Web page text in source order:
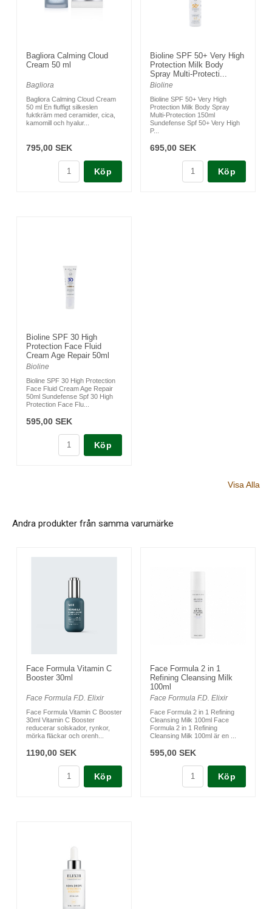
Bagliora Calming Cloud
Cream 50 ml
Bagliora
Bagliora Calming Cloud Cream
50 ml En fluffigt silkeslen
fuktkräm med ceramider, cica,
kamomill och hyalur...
795,00 SEK
Köp
Bioline SPF 50+ Very High
Protection Milk Body
Spray Multi-Protecti...
Bioline
Bioline SPF 50+ Very High
Protection Milk Body Spray
Multi-Protection 150ml
Sundefense Spf 50+ Very High
P...
695,00 SEK
Köp
Bioline SPF 30 High
Protection Face Fluid
Cream Age Repair 50ml
Bioline
Bioline SPF 30 High Protection
Face Fluid Cream Age Repair
50ml Sundefense Spf 30 High
Protection Face Flu...
595,00 SEK
Köp
Visa Alla
Andra produkter från samma varumärke
Face Formula Vitamin C
Booster 30ml
Face Formula F.D. Elixir
Face Formula Vitamin C Booster
30ml Vitamin C Booster
reducerar solskador, rynkor,
mörka fläckar och orenh...
1190,00 SEK
Köp
Face Formula 2 in 1
Refining Cleansing Milk
100ml
Face Formula F.D. Elixir
Face Formula 2 in 1 Refining
Cleansing Milk 100ml Face
Formula 2 in 1 Refining
Cleansing Milk 100ml är en ...
595,00 SEK
Köp